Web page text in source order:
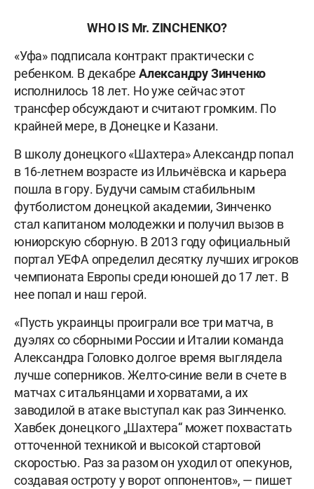
WHO IS Mr. ZINCHENKO?
«Уфа» подписала контракт практически с
ребенком. В декабреАлександру Зинченко
исполнилось 18 лет. Но уже сейчас этот
трансфер обсуждают и считают громким. По
крайней мере, в Донецке и Казани.
В школу донецкого «Шахтера» Александр попал
в 16-летнем возрасте из Ильичёвска и карьера
пошла в гору. Будучи самым стабильным
футболистом донецкой академии, Зинченко
стал капитаном молодежки и получил вызов в
юниорскую сборную. В 2013 году официальный
портал УЕФА определил десятку лучших игроков
чемпионата Европы среди юношей до 17 лет. В
нее попал и наш герой.
«Пусть украинцы проиграли все три матча, в
дуэлях со сборными России и Италии команда
Александра Головко долгое время выглядела
лучше соперников. Желто-синие вели в счете в
матчах с итальянцами и хорватами, а их
заводилой в атаке выступал как раз Зинченко.
Хавбек донецкого „Шахтера“ может похвастать
отточенной техникой и высокой стартовой
скоростью. Раз за разом он уходил от опекунов,
создавая остроту у ворот оппонентов», — пишет